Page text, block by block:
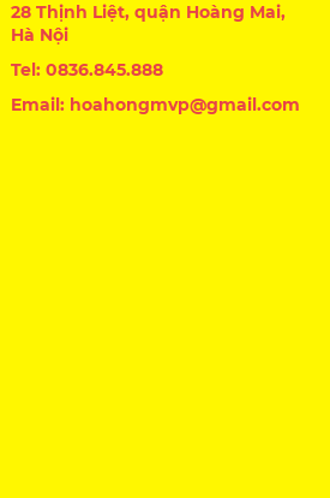
28 Thịnh Liệt, quận Hoàng Mai,
Hà Nội
Tel: 0836.845.888
Email: hoahongmvp@gmail.com